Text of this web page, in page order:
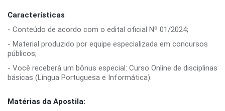
Características
- Conteúdo de acordo com o edital oficial Nº 01/2024;
- Material produzido por equipe especializada em concursos
públicos;
- Você receberá um bônus especial: Curso Online de disciplinas
básicas (Língua Portuguesa e Informática).
Matérias da Apostila: